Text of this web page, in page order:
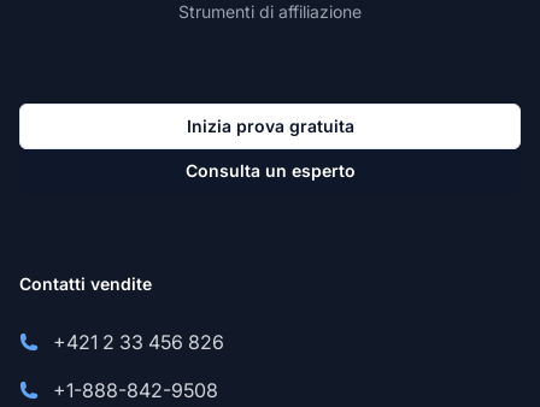
Strumenti di affiliazione
Inizia prova gratuita
Consulta un esperto
Contatti vendite
+421 2 33 456 826
+1-888-842-9508